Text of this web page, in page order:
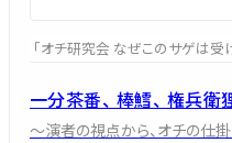
「オチ研究会 なぜこのサゲは受
一分茶番、 棒鱈、 権兵衛
～演者の視点から、オチの仕